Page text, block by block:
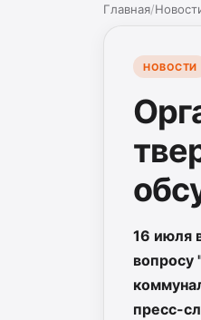
Главная/
НОВОСТИ
16 июля
пресс-